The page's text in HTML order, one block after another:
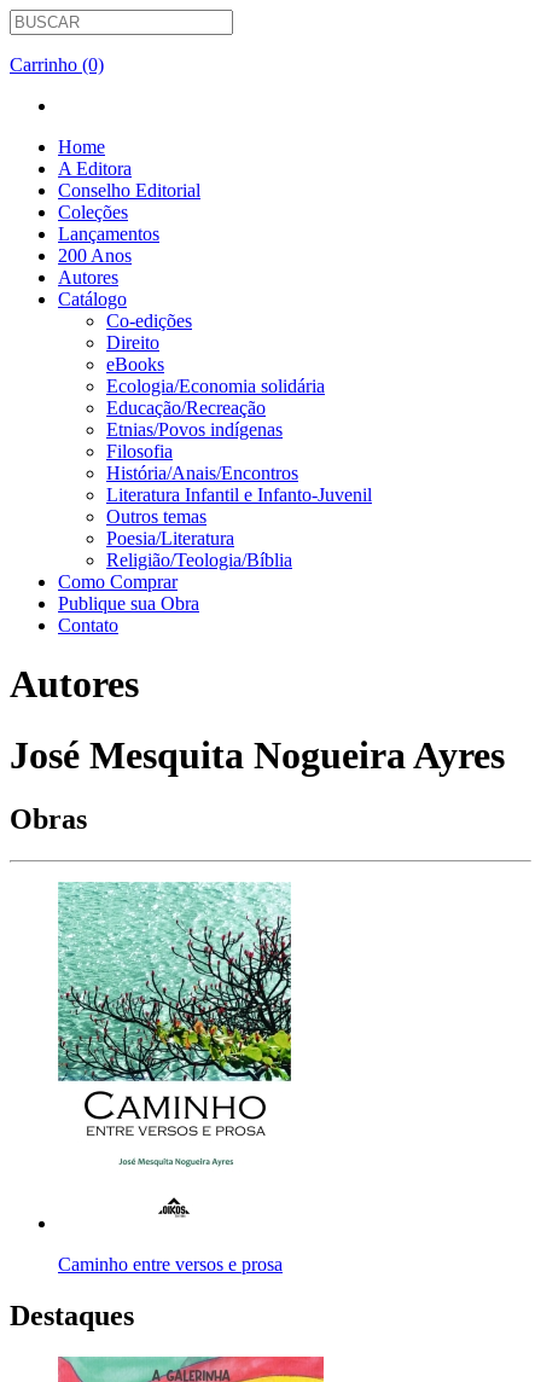
Carrinho (0)
Home
A Editora
Conselho Editorial
Coleções
Lançamentos
200 Anos
Autores
Catálogo
Co-edições
Direito
eBooks
Ecologia/Economia solidária
Educação/Recreação
Etnias/Povos indígenas
Filosofia
História/Anais/Encontros
Literatura Infantil e Infanto-Juvenil
Outros temas
Poesia/Literatura
Religião/Teologia/Bíblia
Como Comprar
Publique sua Obra
Contato
Autores
José Mesquita Nogueira Ayres
Obras
Caminho entre versos e prosa
Destaques